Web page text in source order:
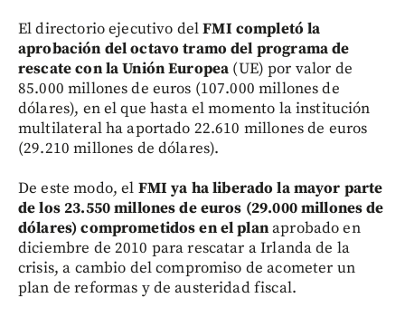
El directorio ejecutivo delFMI completó la
aprobación del octavo tramo del programa de
rescate con la Unión Europea (UE) por valor de
85.000 millones de euros (107.000 millones de
dólares), en el que hasta el momento la institución
multilateral ha aportado 22.610 millones de euros
(29.210 millones de dólares).
De este modo, el FMI ya ha liberado la mayor parte
de los 23.550 millones de euros (29.000 millones de
dólares) comprometidos en el planaprobado en
diciembre de 2010 para rescatar a Irlanda de la
crisis, a cambio del compromiso de acometer un
plan de reformas y de austeridad fiscal.